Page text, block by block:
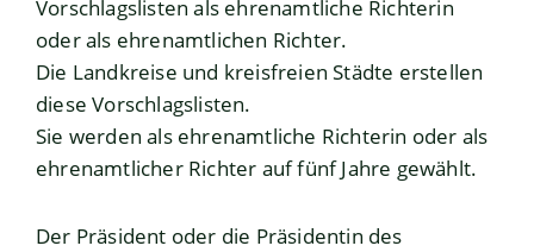
Vorschlagslisten als ehrenamtliche Richterin
oder als ehrenamtlichen Richter.
Die Landkreise und kreisfreien Städte erstellen
diese Vorschlagslisten.
Sie werden als ehrenamtliche Richterin oder als
ehrenamtlicher Richter auf fünf Jahre gewählt.
Der Präsident oder die Präsidentin des